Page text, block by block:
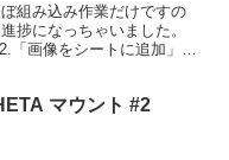
組み込み作業だけですの
捗になっちゃいました。
「画像をシートに追加」3.
マウント #2